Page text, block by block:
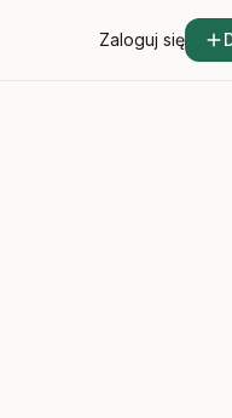
Zaloguj się